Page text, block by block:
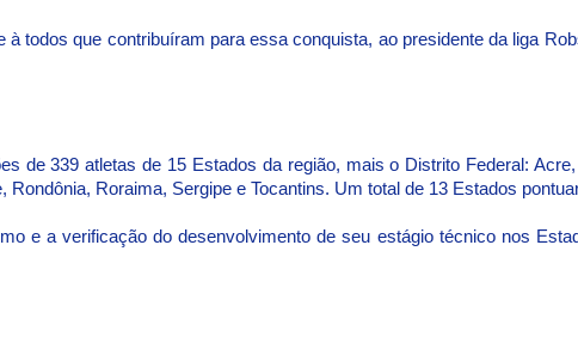
todos que contribuíram para essa conquista, ao presidente da liga
de 339 atletas de 15 Estados da região, mais o Distrito Federal:
Roraima, Sergipe e Tocantins. Um total de 13 Estados
e a verificação do desenvolvimento de seu estágio técnico nos